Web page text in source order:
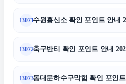
13071수원흥신소 확인 포인트 안내
13072축구반티 확인 포인트 안내
13073동대문하수구막힘 확인 포인